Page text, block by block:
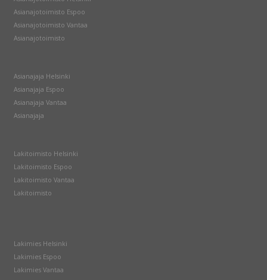
Asianajotoimisto Espoo
Asianajotoimisto Vantaa
Asianajotoimisto
Asianajaja Helsinki
Asianajaja Espoo
Asianajaja Vantaa
Asianajaja
Lakitoimisto Helsinki
Lakitoimisto Espoo
Lakitoimisto Vantaa
Lakitoimisto
Lakimies Helsinki
Lakimies Espoo
Lakimies Vantaa